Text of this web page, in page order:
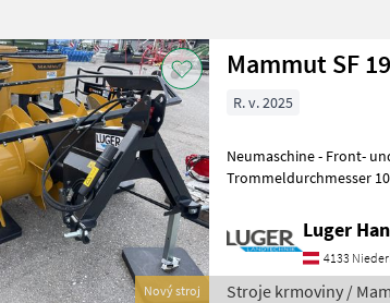
Nový stroj
Mammut SF
R. v. 2025
Neumaschine - Front- und Heckanbau - 1.950mm Trommelbreite -
Trommeldurchmesser
Luger
4133
Stroje krmoviny /